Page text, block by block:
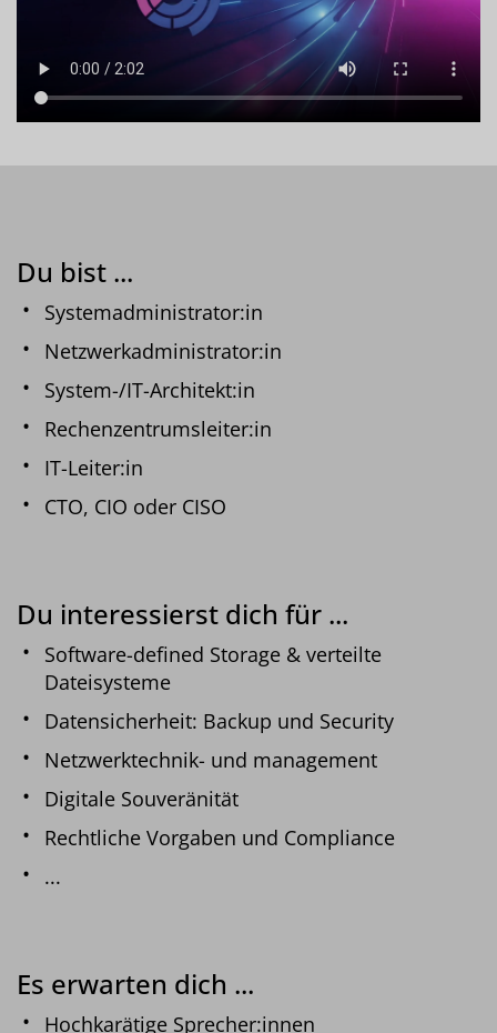
Du bist ...
Systemadministrator:in
Netzwerkadministrator:in
System-/IT-Architekt:in
Rechenzentrumsleiter:in
IT-Leiter:in
CTO, CIO oder CISO
Du interessierst dich für ...
Software-defined Storage & verteilte
Dateisysteme
Datensicherheit: Backup und Security
Netzwerktechnik- und management
Digitale Souveränität
Rechtliche Vorgaben und Compliance
...
Es erwarten dich ...
Hochkarätige Sprecher:innen